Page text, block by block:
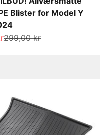
Blister for Model Y
Normalpris
299,00 kr